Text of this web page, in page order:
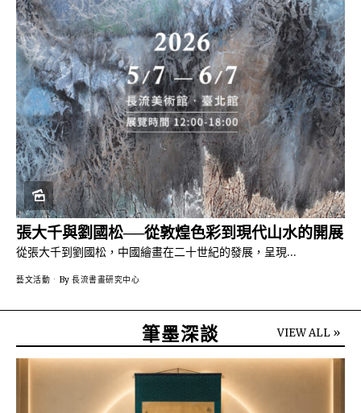
張大千與劉國松──從敦煌色彩到現代山水的開展
從張大千到劉國松，中國繪畫在二十世紀的發展，呈現…
藝文活動 By 長流書畫研究中心
筆墨深談 VIEW ALL »